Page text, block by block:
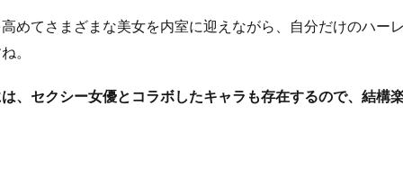
めてさまざまな美女を内室に迎えながら、自分だけのハー
。
、セクシー女優とコラボしたキャラも存在するので、結構